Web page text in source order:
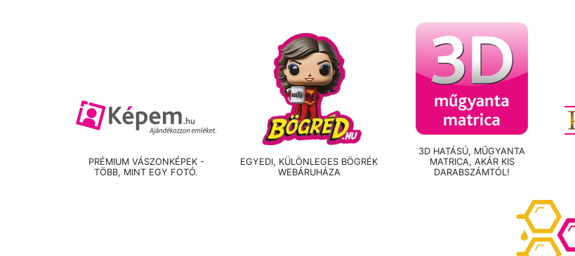
PRÉMIUM VÁSZONKÉPEK -
TÖBB, MINT EGY FOTÓ.
EGYEDI, KÜLÖNLEGES BÖGRÉK
WEBÁRUHÁZA
3D HATÁSÚ, MŰGYANTA
MATRICA, AKÁR KIS
DARABSZÁMTÓL!